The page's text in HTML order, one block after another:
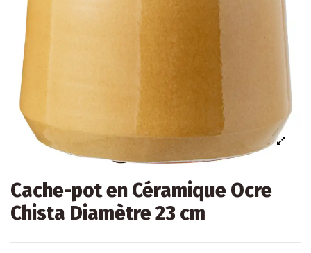
Cache-pot en Céramique Ocre
Chista Diamètre 23 cm